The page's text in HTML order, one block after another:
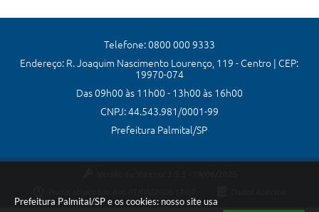
Prefeitura Palmital/SP e os cookies: nosso site usa
Telefone: 0800 000 9333
Endereço: R. Joaquim Nascimento Lourenço, 119 - Centro | CEP:
19970-074
Das 09h00 às 11h00 - 13h00 às 16h00
CNPJ: 44.543.981/0001-99
Prefeitura Palmital/SP